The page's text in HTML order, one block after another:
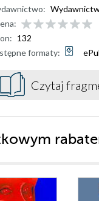
132
formaty:
Czytaj